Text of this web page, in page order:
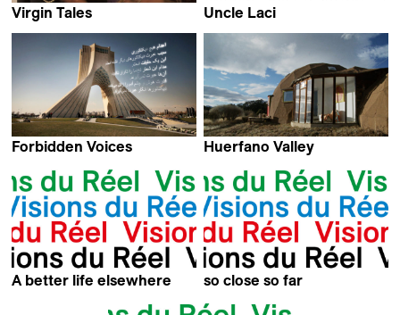
Virgin Tales
Uncle Laci
Elena Hazanov
Forbidden Voices
Huerfano Valley
A better life elsewhere
so close so far